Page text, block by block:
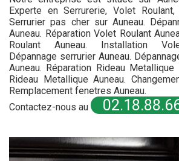
Experte en Serrurerie, Volet Roulant,
Serrurier pas cher sur Auneau.
Auneau. Réparation Volet Roulant
Roulant Auneau. Installation
Dépannage serrurier Auneau.
Auneau. Réparation Rideau Metallique
Rideau Metallique Auneau.
Remplacement fenetres Auneau.
Contactez-nous au